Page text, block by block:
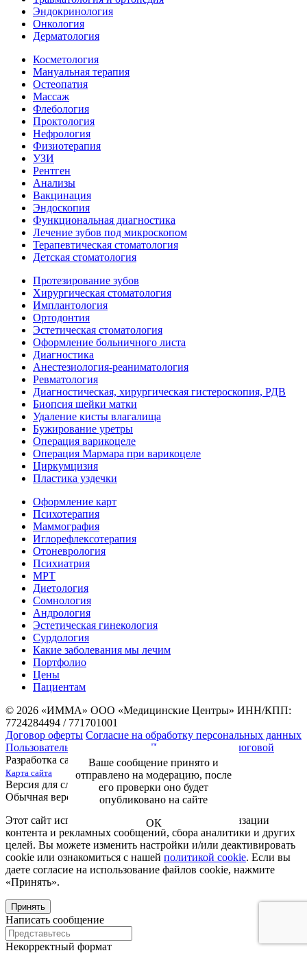
Эндокринология
Онкология
Дерматология
Косметология
Мануальная терапия
Остеопатия
Массаж
Флебология
Проктология
Нефрология
Физиотерапия
УЗИ
Рентген
Анализы
Вакцинация
Эндоскопия
Функциональная диагностика
Лечение зубов под микроскопом
Терапевтическая стоматология
Детская стоматология
Протезирование зубов
Хирургическая стоматология
Имплантология
Ортодонтия
Эстетическая стоматология
Оформление больничного листа
Диагностика
Анестезиология-реаниматология
Ревматология
Диагностическая, хирургическая гистероскопия, РДВ
Биопсия шейки матки
Удаление кисты влагалища
Бужирование уретры
Операция варикоцеле
Операция Мармара при варикоцеле
Циркумцизия
Пластика уздечки
Оформление карт
Психотерапия
Маммография
Иглорефлексотерапия
Отоневрология
Психиатрия
МРТ
Диетология
Сомнология
Андрология
Эстетическая гинекология
Сурдология
Какие заболевания мы лечим
Портфолио
Цены
Пациентам
© 2026 «ИММА» ООО «Медицинские Центры» ИНН/КПП:
7724284494 / 771701001
Договор оферты Согласие на обработку персональных данных
Пользовательское соглашение
Документы для налоговой
Разработка сайта —NIKOLAND
Карта сайта
Версия для слабовидящих
Обычная версия
Этот сайт использует файлы cookie для персонализации
контента и рекламных сообщений, сбора аналитики и других
целей. Вы можете изменить настройки и/или деактивировать
cookie или ознакомиться с нашей политикой cookie. Если вы
даете согласие на использование файлов cookie, нажмите
«Принять».
Принять
Написать сообщение
Некорректный формат
Ваше сообщение принято и
отправлено на модерацию, после
его проверки оно будет
опубликовано на сайте
ОК